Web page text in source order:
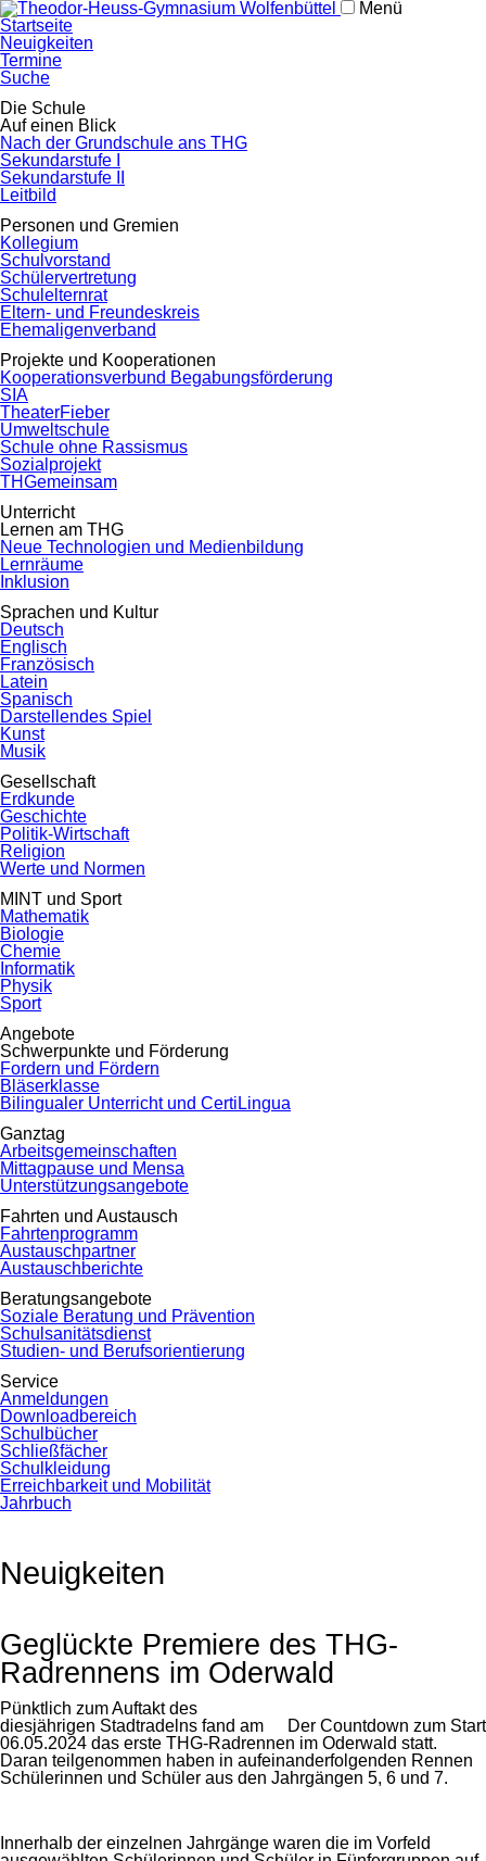
Menü
Navigation
überspringen
Startseite
Neuigkeiten
Termine
Suche
Navigation
überspringen
Die Schule
Auf einen Blick
Nach der Grundschule ans THG
Sekundarstufe I
Sekundarstufe II
Leitbild
Personen und Gremien
Kollegium
Schulvorstand
Schülervertretung
Schulelternrat
Eltern- und Freundeskreis
Ehemaligenverband
Projekte und Kooperationen
Kooperationsverbund Begabungsförderung
SIA
TheaterFieber
Umweltschule
Schule ohne Rassismus
Sozialprojekt
THGemeinsam
Unterricht
Lernen am THG
Neue Technologien und Medienbildung
Lernräume
Inklusion
Sprachen und Kultur
Deutsch
Englisch
Französisch
Latein
Spanisch
Darstellendes Spiel
Kunst
Musik
Gesellschaft
Erdkunde
Geschichte
Politik-Wirtschaft
Religion
Werte und Normen
MINT und Sport
Mathematik
Biologie
Chemie
Informatik
Physik
Sport
Angebote
Schwerpunkte und Förderung
Fordern und Fördern
Bläserklasse
Bilingualer Unterricht und CertiLingua
Ganztag
Arbeitsgemeinschaften
Mittagpause und Mensa
Unterstützungsangebote
Fahrten und Austausch
Fahrtenprogramm
Austauschpartner
Austauschberichte
Beratungsangebote
Soziale Beratung und Prävention
Schulsanitätsdienst
Studien- und Berufsorientierung
Service
Anmeldungen
Downloadbereich
Schulbücher
Schließfächer
Schulkleidung
Erreichbarkeit und Mobilität
Jahrbuch
Neuigkeiten
Geglückte Premiere des THG-
Radrennens im Oderwald
Der Countdown zum Start
Pünktlich zum Auftakt des
diesjährigen Stadtradelns fand am
06.05.2024 das erste THG-Radrennen im Oderwald statt.
Daran teilgenommen haben in aufeinanderfolgenden Rennen
Schülerinnen und Schüler aus den Jahrgängen 5, 6 und 7.
Innerhalb der einzelnen Jahrgänge waren die im Vorfeld